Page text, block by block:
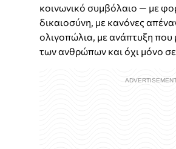
κοινωνικό συμβόλαιο — με
δικαιοσύνη, με κανόνες
ολιγοπώλια, με ανάπτυξη που
των ανθρώπων και όχι μόνο σε